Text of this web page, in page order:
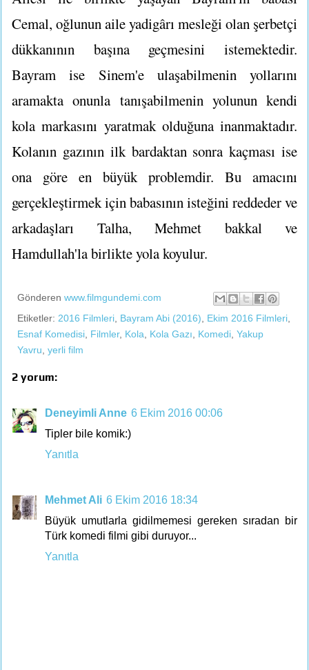
Cemal, oğlunun aile yadigârı mesleği olan şerbetçi
dükkanının başına geçmesini istemektedir.
Bayram ise Sinem'e ulaşabilmenin yollarını
aramakta onunla tanışabilmenin yolunun kendi
kola markasını yaratmak olduğuna inanmaktadır.
Kolanın gazının ilk bardaktan sonra kaçması ise
ona göre en büyük problemdir. Bu amacını
gerçekleştirmek için babasının isteğini reddeder ve
arkadaşları Talha, Mehmet bakkal ve
Hamdullah'la birlikte yola koyulur.
Gönderen www.filmgundemi.com
Etiketler: 2016 Filmleri Bayram Abi (2016) Ekim 2016 Filmleri
Esnaf Komedisi Filmler, Kola Kola Gazı Komedi Yakup
Yavru yerli film
2 yorum:
Deneyimli Anne 6 Ekim 2016 00:06
Tipler bile komik:)
Yanıtla
Mehmet Ali 6 Ekim 2016 18:34
Büyük umutlarla gidilmemesi gereken sıradan bir
Türk komedi filmi gibi duruyor...
Yanıtla